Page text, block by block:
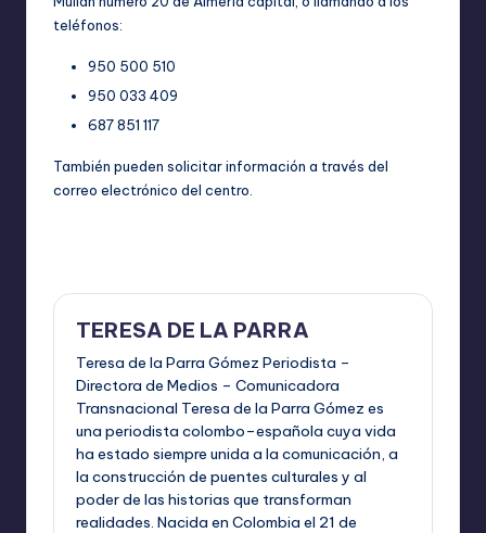
teléfonos:
950 500 510
950 033 409
687 851 117
También pueden solicitar información a través del
correo electrónico del centro.
TERESA DE LA PARRA
Teresa de la Parra Gómez Periodista –
Directora de Medios – Comunicadora
Transnacional Teresa de la Parra Gómez es
una periodista colombo–española cuya vida
ha estado siempre unida a la comunicación, a
la construcción de puentes culturales y al
poder de las historias que transforman
realidades. Nacida en Colombia el 21 de